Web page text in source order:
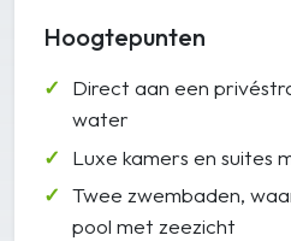
Hoogtepunten
Direct aan een
water
Luxe kamers en suites
Twee zwembaden,
pool met zeezicht